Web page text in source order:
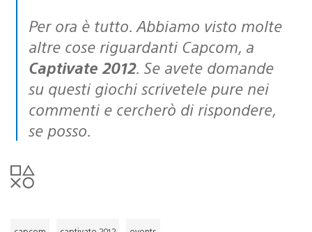
Per ora è tutto. Abbiamo visto molte
altre cose riguardanti Capcom, a
Captivate 2012. Se avete domande
su questi giochi scrivetele pure nei
commenti e cercherò di rispondere,
se posso.